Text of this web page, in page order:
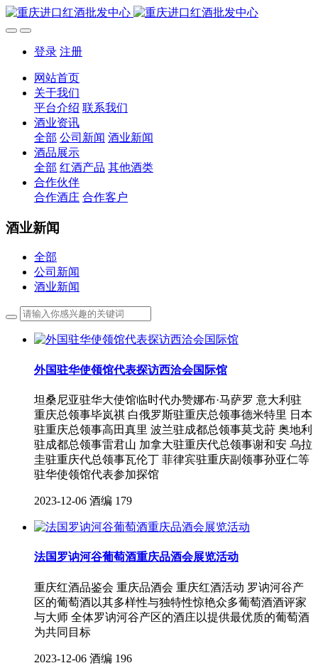
登录 注册
网站首页
关于我们
平台介绍 联系我们
酒业资讯
全部 公司新闻 酒业新闻
酒品展示
全部 红酒产品 其他酒类
合作伙伴
合作酒庄 合作客户
酒业新闻
全部
公司新闻
酒业新闻
外国驻华使领馆代表探访西洽会国际馆
坦桑尼亚驻华大使馆临时代办赞娜布·马萨罗 意大利驻
重庆总领事毕岚祺 白俄罗斯驻重庆总领事德米特里 日本
驻重庆总领事高田真里 波兰驻成都总领事莫戈莳 奥地利
驻成都总领事雷君山 加拿大驻重庆代总领事谢和安 乌拉
圭驻重庆代总领事瓦伦丁 菲律宾驻重庆副领事孙亚仁等
驻华使领馆代表参加探馆
2023-12-06 酒编 179
法国罗讷河谷葡萄酒重庆品酒会展览活动
重庆红酒品鉴会 重庆品酒会 重庆红酒活动 罗讷河谷产
区的葡萄酒以其多样性与独特性惊艳众多葡萄酒酒评家
与大师 全体罗讷河谷产区的酒庄以提供最优质的葡萄酒
为共同目标
2023-12-06 酒编 196